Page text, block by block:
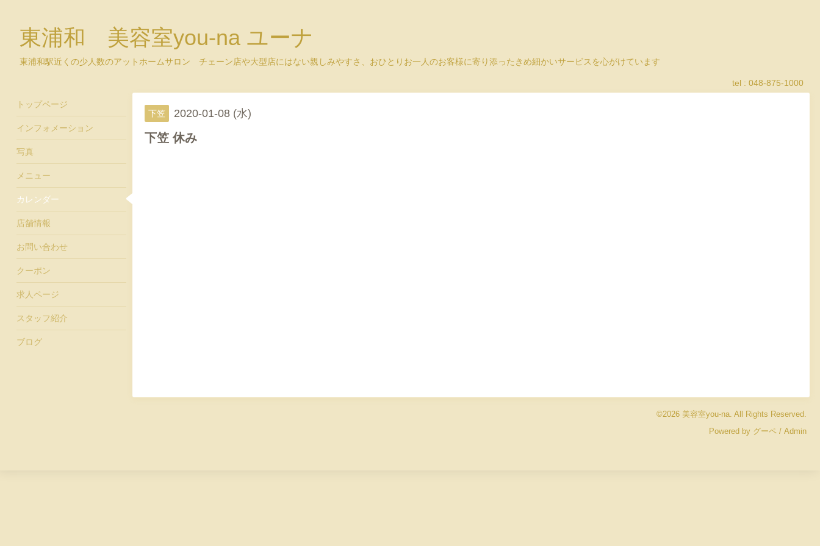
東浦和 美容室you-na ユーナ
東浦和駅近くの少人数のアットホームサロン チェーン店や大型店にはない親しみやすさ、おひとりお一人のお客様に寄り添ったきめ細かいサービスを心がけています
tel : 048-875-1000
下笠 2020-01-08 (水)
下笠 休み
©2026 美容室you-na. All Rights Reserved.
Powered by グーペ / Admin
トップページ
インフォメーション
写真
メニュー
カレンダー
店舗情報
お問い合わせ
クーポン
求人ページ
スタッフ紹介
ブログ